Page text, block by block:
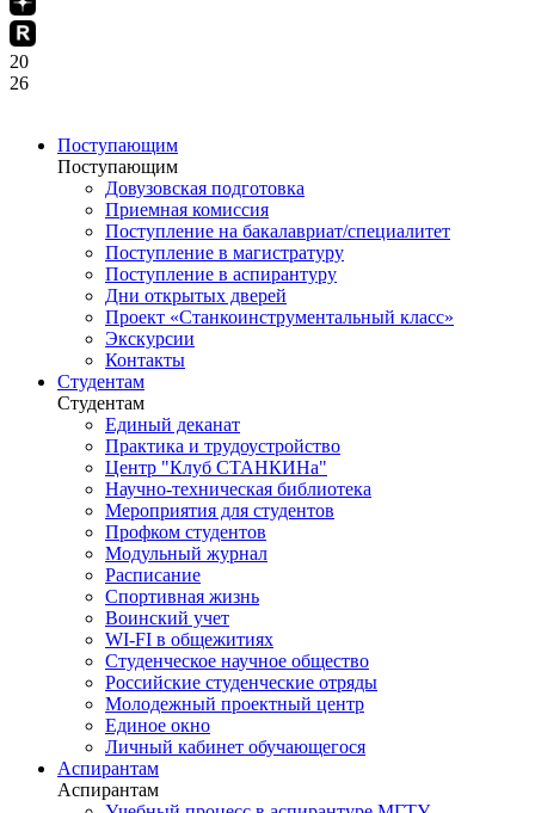
20
26
Поступающим
Поступающим
Довузовская подготовка
Приемная комиссия
Поступление на бакалавриат/специалитет
Поступление в магистратуру
Поступление в аспирантуру
Дни открытых дверей
Проект «Станкоинструментальный класс»
Экскурсии
Контакты
Студентам
Студентам
Единый деканат
Практика и трудоустройство
Центр "Клуб СТАНКИНа"
Научно-техническая библиотека
Мероприятия для студентов
Профком студентов
Модульный журнал
Расписание
Спортивная жизнь
Воинский учет
WI-FI в общежитиях
Студенческое научное общество
Российские студенческие отряды
Молодежный проектный центр
Единое окно
Личный кабинет обучающегося
Аспирантам
Аспирантам